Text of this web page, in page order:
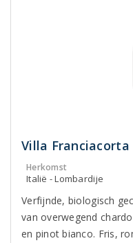
Villa Franciacorta
Herkomst
Italië - Lombardije
Verfijnde, biologisch
van overwegend
en pinot bianco. Fris,